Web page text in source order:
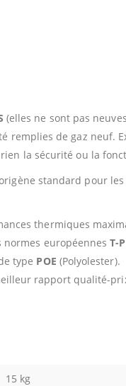
(elles ne sont pas
remplies de gaz neuf.
rien la sécurité ou la
standard pour
thermiques
normes européennesT-
type POE (Polyolester).
rapport qualité-
15 kg